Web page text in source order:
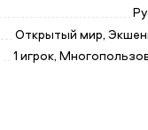
Открытый мир,
1 игрок,